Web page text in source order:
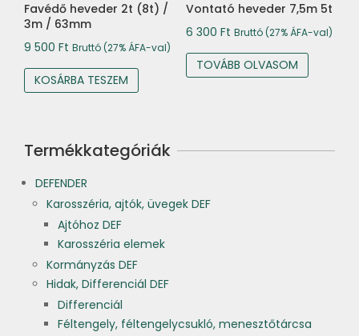
Favédő heveder 2t (8t) /
3m / 63mm
9 500 Ft Bruttó (27% ÁFA-val)
KOSÁRBA TESZEM
Vontató heveder 7,5m 5t
6 300 Ft Bruttó (27% ÁFA-val)
TOVÁBB OLVASOM
Termékkategóriák
DEFENDER
Karosszéria, ajtók, üvegek DEF
Ajtóhoz DEF
Karosszéria elemek
Kormányzás DEF
Hidak, Differenciál DEF
Differenciál
Féltengely, féltengelycsukló, menesztőtárcsa